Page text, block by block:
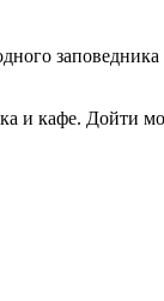
и кафе. Дойти